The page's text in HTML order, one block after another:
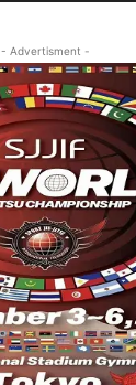
- Advertisment -